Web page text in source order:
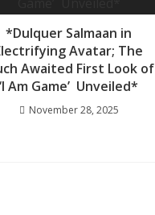
*Dulquer Salmaan in
Avatar; The
Awaited First Look of
‘I Am Game’ Unveiled*
November 28, 2025